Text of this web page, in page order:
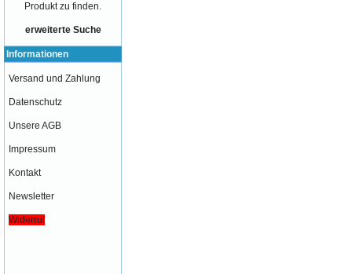
Produkt zu finden.
erweiterte Suche
Informationen
Versand und Zahlung
Datenschutz
Unsere AGB
Impressum
Kontakt
Newsletter
Widerruf